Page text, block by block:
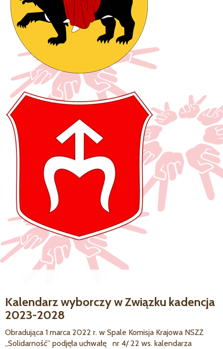
Kalendarz wyborczy w Związku kadencja
2023-2028
Obradująca 1 marca 2022 r. w Spale Komisja Krajowa NSZZ
„Solidarność” podjęła uchwałę nr 4/ 22 ws. kalendarza